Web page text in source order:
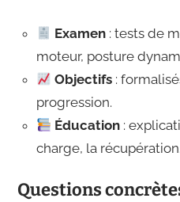
Examen: tests de
moteur, posture
Objectifs:
progression.
Éducation:
charge, la récupération.
Questions